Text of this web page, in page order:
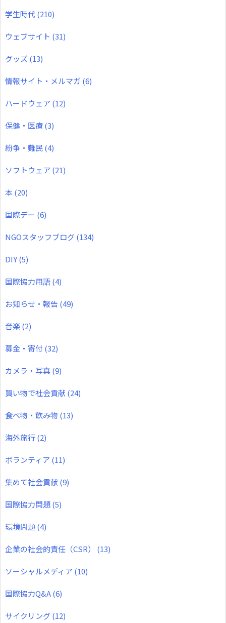
学生時代(210)
ウェブサイト (31)
グッズ (13)
情報サイト・メルマガ (6)
ハードウェア (12)
保健・医療(3)
紛争・難民(4)
ソフトウェア (21)
本(20)
国際デー (6)
NGOスタッフブログ(134)
DIY(5)
国際協力用語(4)
お知らせ・報告 (49)
音楽(2)
募金・寄付 (32)
カメラ・写真(9)
買い物で社会貢献 (24)
食べ物・飲み物 (13)
海外旅行(2)
ボランティア (11)
集めて社会貢献 (9)
国際協力問題(5)
環境問題(4)
企業の社会的責任（CSR） (13)
ソーシャルメディア (10)
国際協力Q&A(6)
サイクリング(12)